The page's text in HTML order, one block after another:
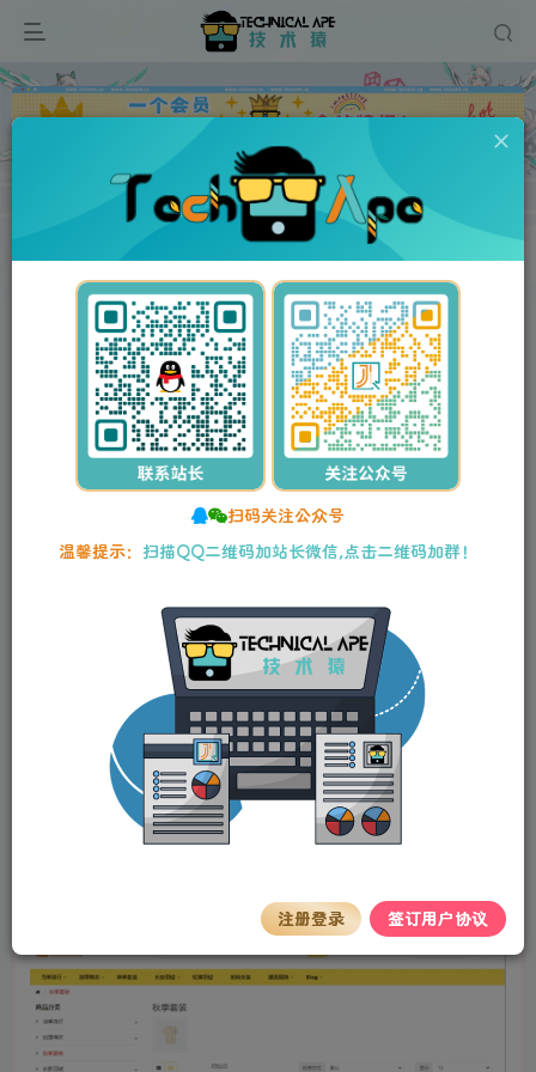
广告
网站源码 商城/淘客 正文
运营版开源代码 多语言跨境商城 跨境电商平台
此内容为付费资源，请付费后查看
Y币15 Y币55
【VIP】普通会员 Y币3 【SVIP】至尊会员
立即购买
您当前未登录！建议登录后购买，可保存购买订单。
本站资源均为作者特供和网友推荐收集整理而来，仅供学习和研究使
用，请在下载后24小时内删除，谢谢合作！
运营版开源代码 多语言跨境商城 跨境电商平台
2年前更新
关注
0
简介
默认中英双语 后台带翻译接口 支持133种语言自动翻译 支
持多商户联盟 一键部署版本 伪静态+后台登陆后缀
扫码关注公众号
温馨提示： 扫描QQ二维码加站长微信,点击二维码加群！
注册登录 签订用户协议